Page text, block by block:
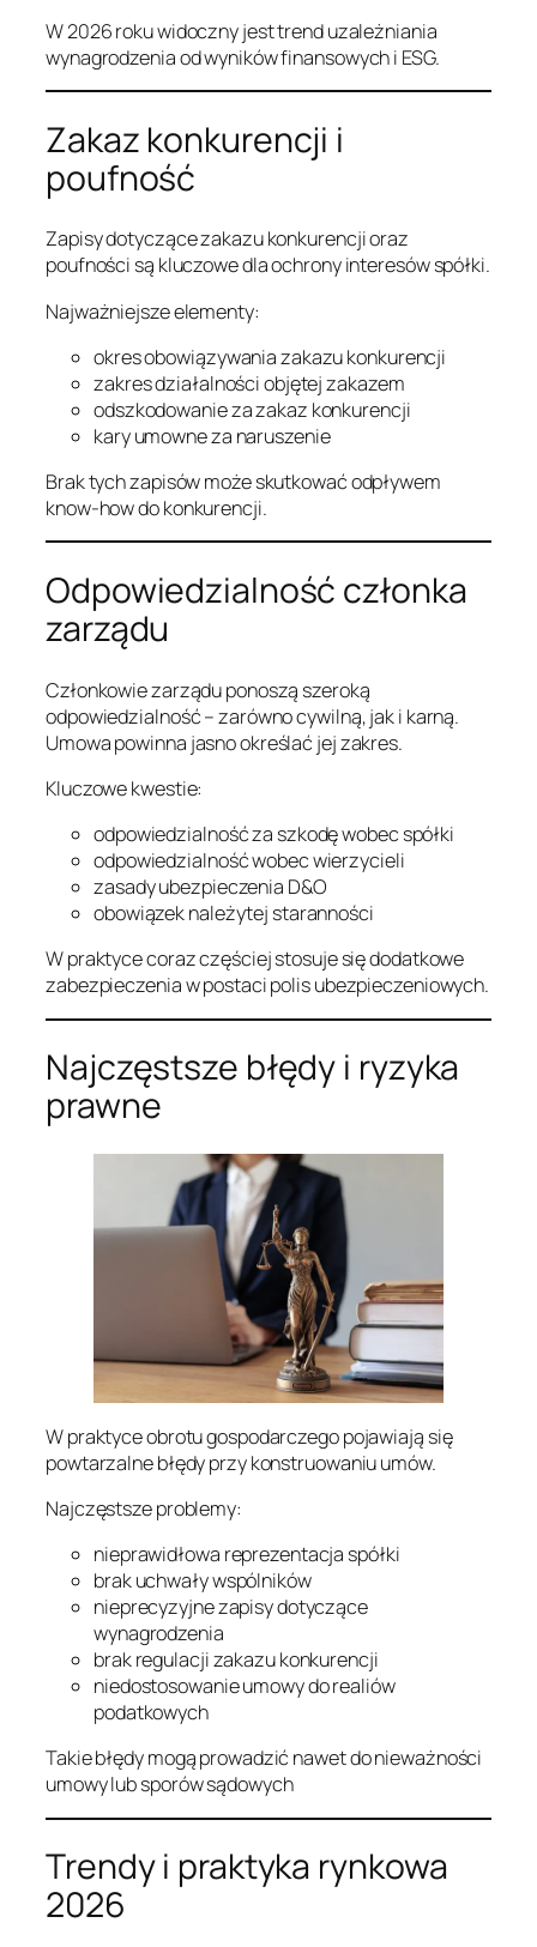
W 2026 roku widoczny jest trend uzależniania
wynagrodzenia od wyników finansowych i ESG.
Zakaz konkurencji i
poufność
Zapisy dotyczące zakazu konkurencji oraz
poufności są kluczowe dla ochrony interesów spółki.
Najważniejsze elementy:
okres obowiązywania zakazu konkurencji
zakres działalności objętej zakazem
odszkodowanie za zakaz konkurencji
kary umowne za naruszenie
Brak tych zapisów może skutkować odpływem
know-how do konkurencji.
Odpowiedzialność członka
zarządu
Członkowie zarządu ponoszą szeroką
odpowiedzialność – zarówno cywilną, jak i karną.
Umowa powinna jasno określać jej zakres.
Kluczowe kwestie:
odpowiedzialność za szkodę wobec spółki
odpowiedzialność wobec wierzycieli
zasady ubezpieczenia D&O
obowiązek należytej staranności
W praktyce coraz częściej stosuje się dodatkowe
zabezpieczenia w postaci polis ubezpieczeniowych.
Najczęstsze błędy i ryzyka
prawne
W praktyce obrotu gospodarczego pojawiają się
powtarzalne błędy przy konstruowaniu umów.
Najczęstsze problemy:
nieprawidłowa reprezentacja spółki
brak uchwały wspólników
nieprecyzyjne zapisy dotyczące
wynagrodzenia
brak regulacji zakazu konkurencji
niedostosowanie umowy do realiów
podatkowych
Takie błędy mogą prowadzić nawet do nieważności
umowy lub sporów sądowych
Trendy i praktyka rynkowa
2026